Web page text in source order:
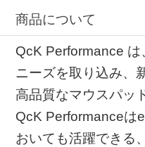
商品について
QcK Performance
ニーズを取り込み、
高品質なマウスパッ
QcK Performanceは
おいても活躍できる